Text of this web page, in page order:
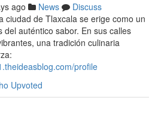
ago News
Discuss
ciudad de Tlaxcala se erige como un
auténtico sabor. En sus calles
una tradición culinaria
profile
Upvoted